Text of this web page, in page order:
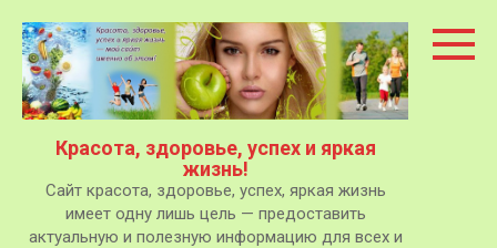
контенту
Красота, здоровье, успех и яркая
жизнь!
Сайт красота, здоровье, успех, яркая жизнь
имеет одну лишь цель — предоставить
актуальную и полезную информацию для всех и